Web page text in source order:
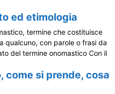
ed etimologia
termine che costituisce
qualcuno, con parole o frasi da
del termine onomastico Con il
si prende, cosa